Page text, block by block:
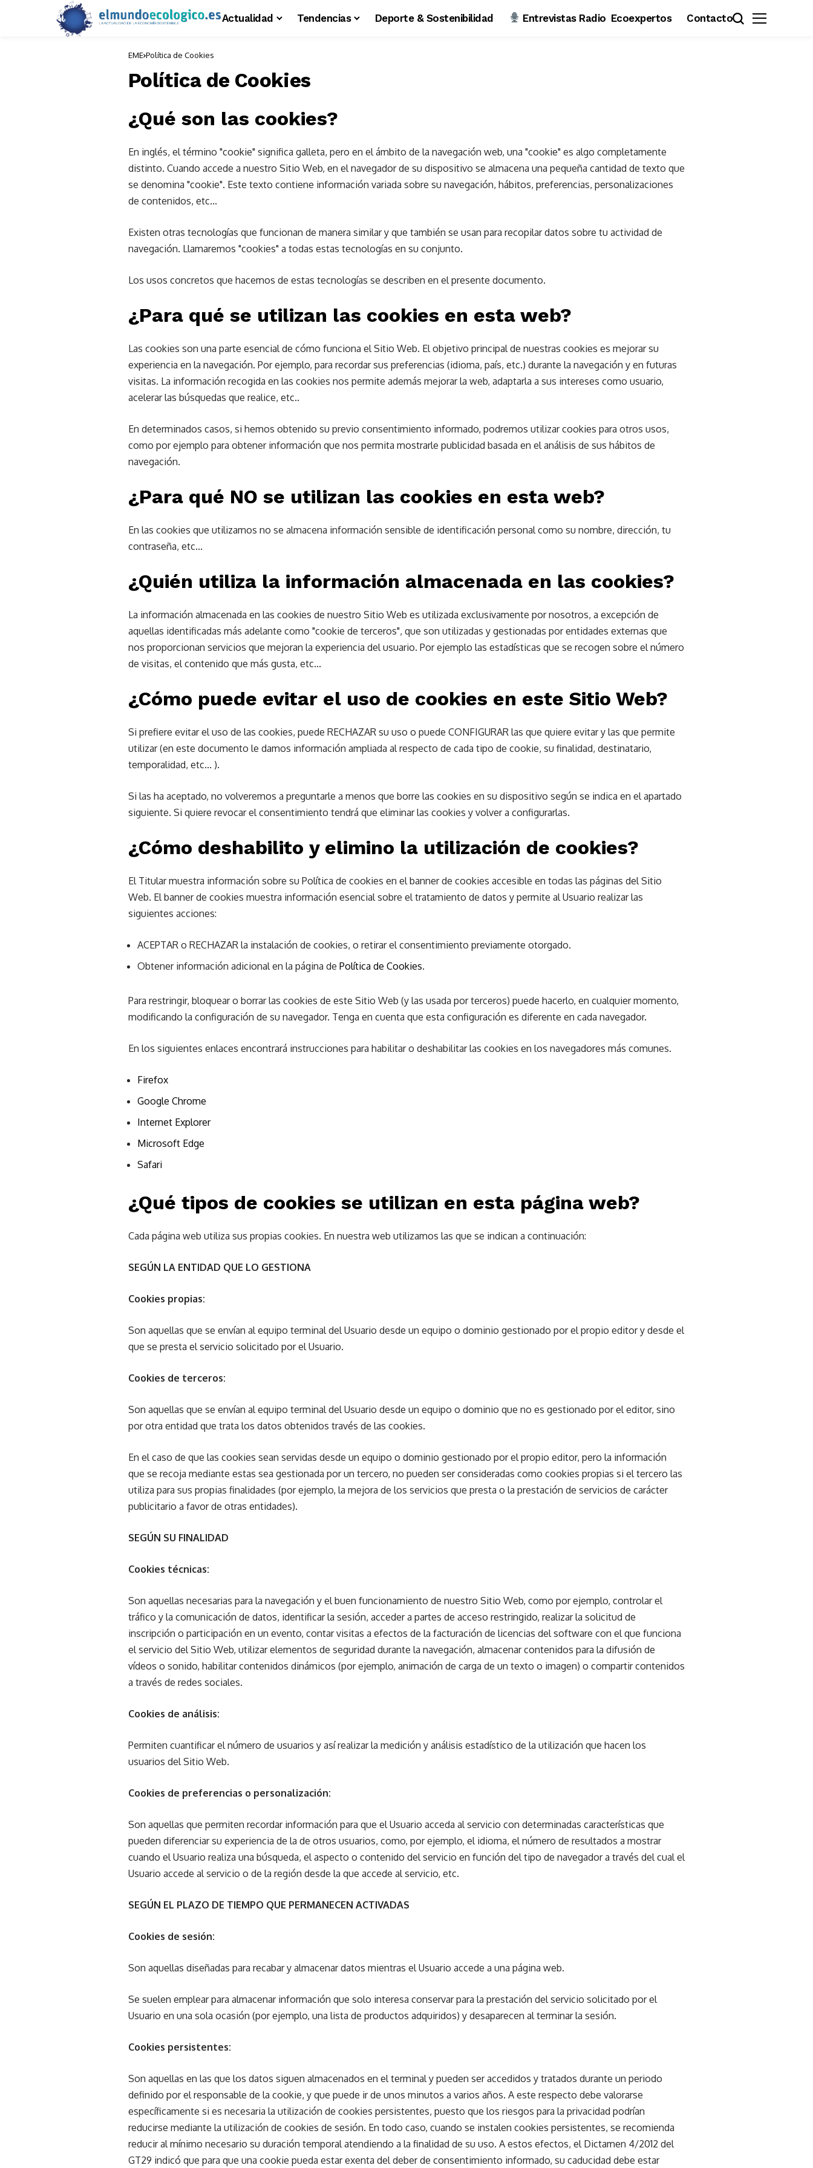
Actualidad Tendencias Deporte & Sostenibilidad Entrevistas Radio Ecoexpertos Contacto
EME Política de Cookies
Política de Cookies
¿Qué son las cookies?
En inglés, el término "cookie" significa galleta, pero en el ámbito de la navegación web, una "cookie" es algo completamente
distinto. Cuando accede a nuestro Sitio Web, en el navegador de su dispositivo se almacena una pequeña cantidad de texto que
se denomina "cookie". Este texto contiene información variada sobre su navegación, hábitos, preferencias, personalizaciones
de contenidos, etc...
Existen otras tecnologías que funcionan de manera similar y que también se usan para recopilar datos sobre tu actividad de
navegación. Llamaremos "cookies" a todas estas tecnologías en su conjunto.
Los usos concretos que hacemos de estas tecnologías se describen en el presente documento.
¿Para qué se utilizan las cookies en esta web?
Las cookies son una parte esencial de cómo funciona el Sitio Web. El objetivo principal de nuestras cookies es mejorar su
experiencia en la navegación. Por ejemplo, para recordar sus preferencias (idioma, país, etc.) durante la navegación y en futuras
visitas. La información recogida en las cookies nos permite además mejorar la web, adaptarla a sus intereses como usuario,
acelerar las búsquedas que realice, etc..
En determinados casos, si hemos obtenido su previo consentimiento informado, podremos utilizar cookies para otros usos,
como por ejemplo para obtener información que nos permita mostrarle publicidad basada en el análisis de sus hábitos de
navegación.
¿Para qué NO se utilizan las cookies en esta web?
En las cookies que utilizamos no se almacena información sensible de identificación personal como su nombre, dirección, tu
contraseña, etc...
¿Quién utiliza la información almacenada en las cookies?
La información almacenada en las cookies de nuestro Sitio Web es utilizada exclusivamente por nosotros, a excepción de
aquellas identificadas más adelante como "cookie de terceros", que son utilizadas y gestionadas por entidades externas que
nos proporcionan servicios que mejoran la experiencia del usuario. Por ejemplo las estadísticas que se recogen sobre el número
de visitas, el contenido que más gusta, etc...
¿Cómo puede evitar el uso de cookies en este Sitio Web?
Si prefiere evitar el uso de las cookies, puede RECHAZAR su uso o puede CONFIGURAR las que quiere evitar y las que permite
utilizar (en este documento le damos información ampliada al respecto de cada tipo de cookie, su finalidad, destinatario,
temporalidad, etc... ).
Si las ha aceptado, no volveremos a preguntarle a menos que borre las cookies en su dispositivo según se indica en el apartado
siguiente. Si quiere revocar el consentimiento tendrá que eliminar las cookies y volver a configurarlas.
¿Cómo deshabilito y elimino la utilización de cookies?
El Titular muestra información sobre su Política de cookies en el banner de cookies accesible en todas las páginas del Sitio
Web. El banner de cookies muestra información esencial sobre el tratamiento de datos y permite al Usuario realizar las
siguientes acciones:
ACEPTAR o RECHAZAR la instalación de cookies, o retirar el consentimiento previamente otorgado.
Obtener información adicional en la página de Política de Cookies.
Para restringir, bloquear o borrar las cookies de este Sitio Web (y las usada por terceros) puede hacerlo, en cualquier momento,
modificando la configuración de su navegador. Tenga en cuenta que esta configuración es diferente en cada navegador.
En los siguientes enlaces encontrará instrucciones para habilitar o deshabilitar las cookies en los navegadores más comunes.
Firefox
Google Chrome
Internet Explorer
Microsoft Edge
Safari
¿Qué tipos de cookies se utilizan en esta página web?
Cada página web utiliza sus propias cookies. En nuestra web utilizamos las que se indican a continuación:
SEGÚN LA ENTIDAD QUE LO GESTIONA
Cookies propias:
Son aquellas que se envían al equipo terminal del Usuario desde un equipo o dominio gestionado por el propio editor y desde el
que se presta el servicio solicitado por el Usuario.
Cookies de terceros:
Son aquellas que se envían al equipo terminal del Usuario desde un equipo o dominio que no es gestionado por el editor, sino
por otra entidad que trata los datos obtenidos través de las cookies.
En el caso de que las cookies sean servidas desde un equipo o dominio gestionado por el propio editor, pero la información
que se recoja mediante estas sea gestionada por un tercero, no pueden ser consideradas como cookies propias si el tercero las
utiliza para sus propias finalidades (por ejemplo, la mejora de los servicios que presta o la prestación de servicios de carácter
publicitario a favor de otras entidades).
SEGÚN SU FINALIDAD
Cookies técnicas:
Son aquellas necesarias para la navegación y el buen funcionamiento de nuestro Sitio Web, como por ejemplo, controlar el
tráfico y la comunicación de datos, identificar la sesión, acceder a partes de acceso restringido, realizar la solicitud de
inscripción o participación en un evento, contar visitas a efectos de la facturación de licencias del software con el que funciona
el servicio del Sitio Web, utilizar elementos de seguridad durante la navegación, almacenar contenidos para la difusión de
vídeos o sonido, habilitar contenidos dinámicos (por ejemplo, animación de carga de un texto o imagen) o compartir contenidos
a través de redes sociales.
Cookies de análisis:
Permiten cuantificar el número de usuarios y así realizar la medición y análisis estadístico de la utilización que hacen los
usuarios del Sitio Web.
Cookies de preferencias o personalización:
Son aquellas que permiten recordar información para que el Usuario acceda al servicio con determinadas características que
pueden diferenciar su experiencia de la de otros usuarios, como, por ejemplo, el idioma, el número de resultados a mostrar
cuando el Usuario realiza una búsqueda, el aspecto o contenido del servicio en función del tipo de navegador a través del cual el
Usuario accede al servicio o de la región desde la que accede al servicio, etc.
SEGÚN EL PLAZO DE TIEMPO QUE PERMANECEN ACTIVADAS
Cookies de sesión:
Son aquellas diseñadas para recabar y almacenar datos mientras el Usuario accede a una página web.
Se suelen emplear para almacenar información que solo interesa conservar para la prestación del servicio solicitado por el
Usuario en una sola ocasión (por ejemplo, una lista de productos adquiridos) y desaparecen al terminar la sesión.
Cookies persistentes:
Son aquellas en las que los datos siguen almacenados en el terminal y pueden ser accedidos y tratados durante un periodo
definido por el responsable de la cookie, y que puede ir de unos minutos a varios años. A este respecto debe valorarse
específicamente si es necesaria la utilización de cookies persistentes, puesto que los riesgos para la privacidad podrían
reducirse mediante la utilización de cookies de sesión. En todo caso, cuando se instalen cookies persistentes, se recomienda
reducir al mínimo necesario su duración temporal atendiendo a la finalidad de su uso. A estos efectos, el Dictamen 4/2012 del
GT29 indicó que para que una cookie pueda estar exenta del deber de consentimiento informado, su caducidad debe estar